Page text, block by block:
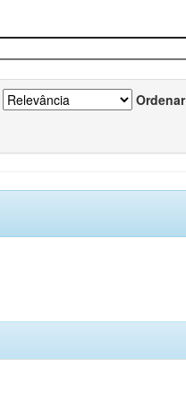
Ordenar